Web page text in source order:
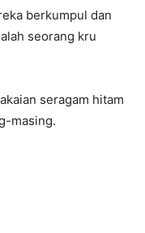
berkumpul dan
seorang kru
seragam hitam
masing.